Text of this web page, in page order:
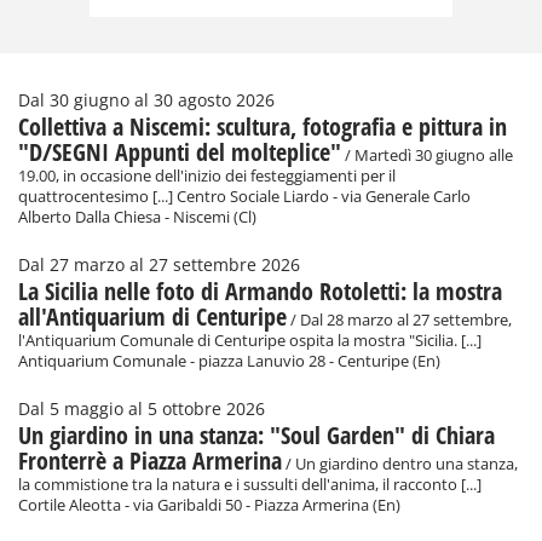
Dal 30 giugno al 30 agosto 2026
Collettiva a Niscemi: scultura, fotografia e pittura in
"D/SEGNI Appunti del molteplice" / Martedì 30 giugno alle
19.00, in occasione dell'inizio dei festeggiamenti per il
quattrocentesimo [...] Centro Sociale Liardo - via Generale Carlo
Alberto Dalla Chiesa - Niscemi (Cl)
Dal 27 marzo al 27 settembre 2026
La Sicilia nelle foto di Armando Rotoletti: la mostra
all'Antiquarium di Centuripe/ Dal 28 marzo al 27 settembre,
l'Antiquarium Comunale di Centuripe ospita la mostra "Sicilia. [...]
Antiquarium Comunale - piazza Lanuvio 28 - Centuripe (En)
Dal 5 maggio al 5 ottobre 2026
Un giardino in una stanza: "Soul Garden" di Chiara
Fronterrè a Piazza Armerina/ Un giardino dentro una stanza,
la commistione tra la natura e i sussulti dell'anima, il racconto [...]
Cortile Aleotta - via Garibaldi 50 - Piazza Armerina (En)